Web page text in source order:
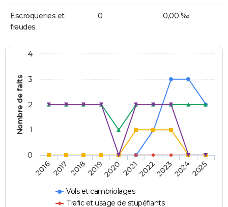
Escroqueries et
fraudes
0 0,00 ‰
Nombre de faits
Vols et cambriolages
Trafic et usage de stupéfiants
20162017 20182019202020212022202320242025
0
1
2
3
4